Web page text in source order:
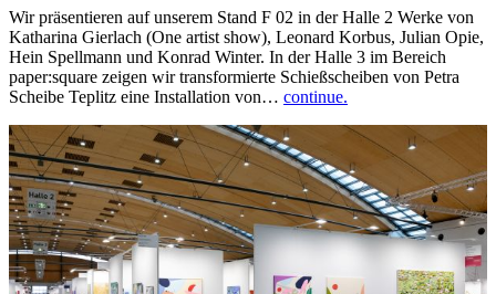
Wir präsentieren auf unserem Stand F 02 in der Halle 2 Werke von
Katharina Gierlach (One artist show), Leonard Korbus, Julian Opie,
Hein Spellmann und Konrad Winter. In der Halle 3 im Bereich
paper:square zeigen wir transformierte Schießscheiben von Petra
Scheibe Teplitz eine Installation von… continue.